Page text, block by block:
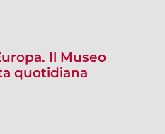
Il Museo
quotidiana